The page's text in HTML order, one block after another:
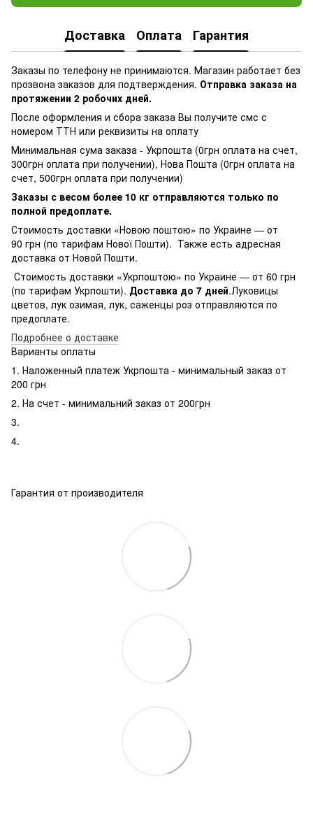
Доставка Оплата Гарантия
Заказы по телефону не принимаются. Магазин работает без
прозвона заказов для подтверждения. Отправка заказа на
протяжении 2 робочих дней.
После оформления и сбора заказа Вы получите смс с
номером ТТН или реквизиты на оплату
Минимальная сума заказа - Укрпошта (0грн оплата на счет,
300грн оплата при получении), Нова Пошта (0грн оплата на
счет, 500грн оплата при получении)
Заказы с весом более 10 кг отправляются только по
полной предоплате.
Стоимость доставки «Новою поштою» по Украине — от
90 грн (по тарифам Нової Пошти). Также есть адресная
доставка от Новой Пошти.
Стоимость доставки «Укрпоштою» по Украине — от 60 грн
(по тарифам Укрпошти). Доставка до 7 дней.Луковицы
цветов, лук озимая, лук, саженцы роз отправляются по
предоплате.
Подробнее о доставке
Варианты оплаты
1. Наложенный платеж Укрпошта - минимальный заказ от
200 грн
2. На счет - минимальний заказ от 200грн
3.
4.
Гарантия от производителя